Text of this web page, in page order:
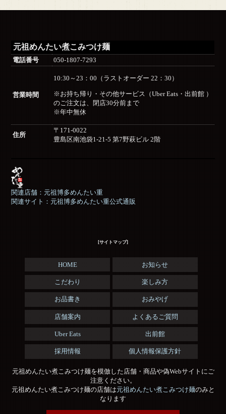
元祖めんたい煮こみつけ麺
電話番号 050-1807-7293
営業時間
10:30～23：00（ラストオーダー 22：30）
※お持ち帰り・その他サービス（Uber Eats・出前館 ）
のご注文は、閉店30分前まで
※年中無休
住所
〒171-0022
豊島区南池袋1-21-5 第7野萩ビル 2階
関連店舗：元祖博多めんたい重
関連サイト：元祖博多めんたい重公式通販
[サイトマップ]
HOME お知らせ
こだわり 楽しみ方
お品書き おみやげ
店舗案内 よくあるご質問
Uber Eats 出前館
採用情報 個人情報保護方針
元祖めんたい煮こみつけ麺を模倣した店舗・商品や偽Webサイトにご
注意ください。
元祖めんたい煮こみつけ麺の店舗は元祖めんたい煮こみつけ麺のみと
なります